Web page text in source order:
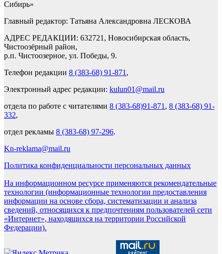
Сибирь»
Главный редактор: Татьяна Александровна ЛЕСКОВА
АДРЕС РЕДАКЦИИ: 632721, Новосибирская область,
Чистоозёрный район,
р.п. Чистоозерное, ул. Победы, 9.
Телефон редакции 8 (383-68) 91-871 ,
Электронный адрес редакции: kulun01@mail.ru
отдела по работе с читателями 8 (383-68)91-871 , 8 (383-68) 91-
332,
отдел рекламы 8 (383-68) 97-296.
Kn-reklama@mail.ru
Политика конфиденциальности персональных данных
На информационном ресурсе применяются рекомендательные
технологии (информационные технологии предоставления
информации на основе сбора, систематизации и анализа
сведений, относящихся к предпочтениям пользователей сети
«Интернет», находящихся на территории Российской
Федерации).